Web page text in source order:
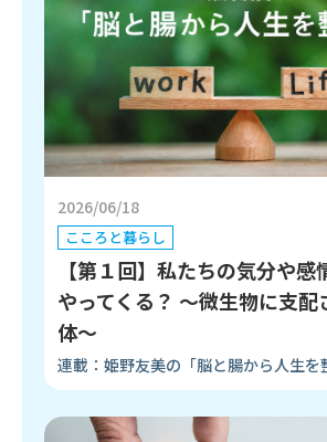
2026/06/18
こころと暮らし
【第１回】私たちの気分や感
やってくる？ 〜微生物に支配
体〜
連載：姫野友美の「脳と腸から人生を